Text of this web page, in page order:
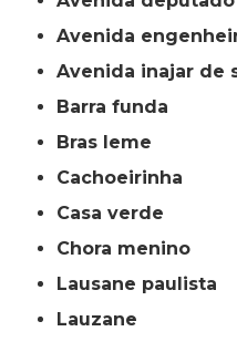
avenida
avenida inajar de
barra funda
bras leme
cachoeirinha
casa verde
chora menino
lausane paulista
lauzane